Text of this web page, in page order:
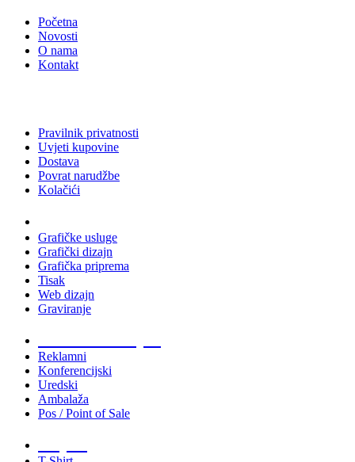
Početna
Novosti
O nama
Kontakt
Pravilnik privatnosti
Uvjeti kupovine
Dostava
Povrat narudžbe
Kolačići
Grafičke usluge
Grafički dizajn
Grafička priprema
Tisak
Web dizajn
Graviranje
Reklamni
Konferencijski
Uredski
Ambalaža
Pos / Point of Sale